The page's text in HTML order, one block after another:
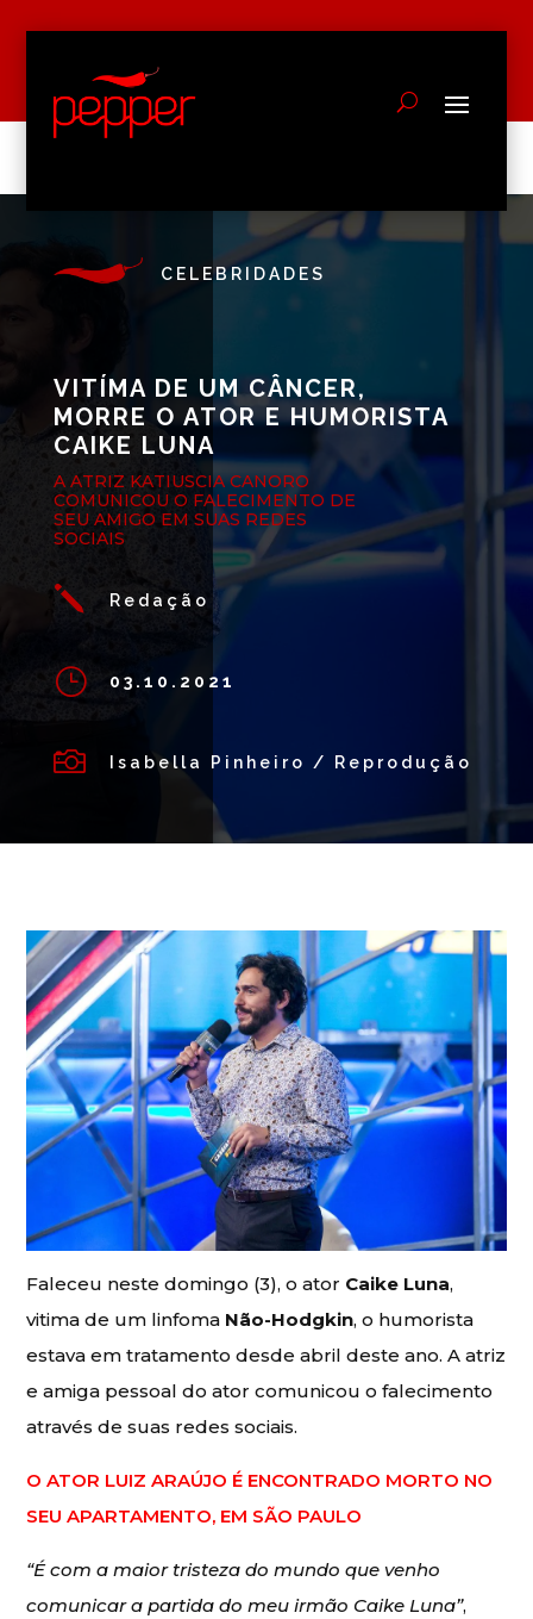
CELEBRIDADES
VITÍMA DE UM CÂNCER,
MORRE O ATOR E HUMORISTA
CAIKE LUNA
A ATRIZ KATIUSCIA CANORO
COMUNICOU O FALECIMENTO DE
SEU AMIGO EM SUAS REDES
SOCIAIS
j Redação
} 03.10.2021
 Isabella Pinheiro / Reprodução
Faleceu neste domingo (3), o ator Caike Luna,
vitima de um linfoma Não-Hodgkin, o humorista
estava em tratamento desde abril deste ano. A atriz
e amiga pessoal do ator comunicou o falecimento
através de suas redes sociais.
O ATOR LUIZ ARAÚJO É ENCONTRADO MORTO NO
SEU APARTAMENTO, EM SÃO PAULO
“É com a maior tristeza do mundo que venho
comunicar a partida do meu irmão Caike Luna”,